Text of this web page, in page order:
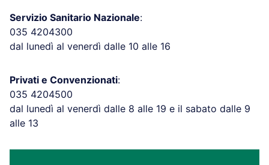
Servizio Sanitario Nazionale:
035 4204300
dal lunedì al venerdì dalle 10 alle 16
Privati e Convenzionati:
035 4204500
dal lunedì al venerdì dalle 8 alle 19 e il sabato dalle 9
alle 13